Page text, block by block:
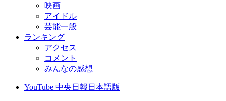
映画
アイドル
芸能一般
ランキング
アクセス
コメント
みんなの感想
YouTube 中央日報日本語版